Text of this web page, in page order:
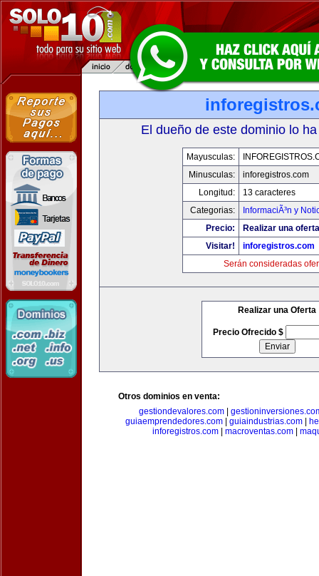
El dueño de este dominio lo
Mayusculas:
Minusculas:
inforegistros.com
Longitud:
13 caracteres
Categorias:
InformaciÃ³n y
Precio:
Realizar una
Visitar!
inforegistros.com
Serán consideradas
Realizar una Oferta
Precio Ofrecido $
Otros dominios en venta:
gestiondevalores.com|
guiaemprendedores.com
guiaindustrias.com
inforegistros.com| macroventas.com|